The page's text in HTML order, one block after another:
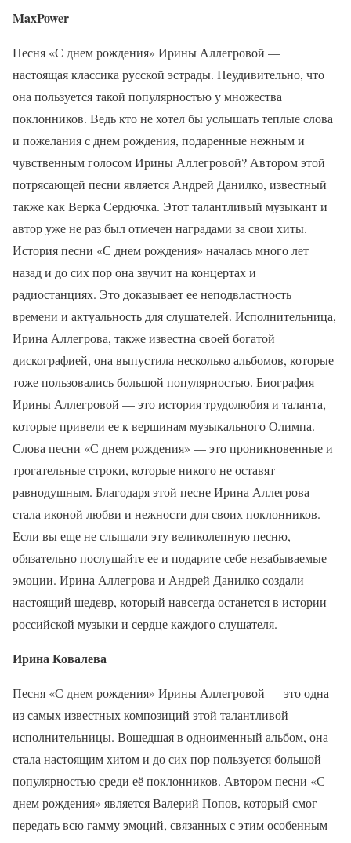
MaxPower
Песня «С днем рождения» Ирины Аллегровой —
настоящая классика русской эстрады. Неудивительно, что
она пользуется такой популярностью у множества
поклонников. Ведь кто не хотел бы услышать теплые слова
и пожелания с днем рождения, подаренные нежным и
чувственным голосом Ирины Аллегровой? Автором этой
потрясающей песни является Андрей Данилко, известный
также как Верка Сердючка. Этот талантливый музыкант и
автор уже не раз был отмечен наградами за свои хиты.
История песни «С днем рождения» началась много лет
назад и до сих пор она звучит на концертах и
радиостанциях. Это доказывает ее неподвластность
времени и актуальность для слушателей. Исполнительница,
Ирина Аллегрова, также известна своей богатой
дискографией, она выпустила несколько альбомов, которые
тоже пользовались большой популярностью. Биография
Ирины Аллегровой — это история трудолюбия и таланта,
которые привели ее к вершинам музыкального Олимпа.
Слова песни «С днем рождения» — это проникновенные и
трогательные строки, которые никого не оставят
равнодушным. Благодаря этой песне Ирина Аллегрова
стала иконой любви и нежности для своих поклонников.
Если вы еще не слышали эту великолепную песню,
обязательно послушайте ее и подарите себе незабываемые
эмоции. Ирина Аллегрова и Андрей Данилко создали
настоящий шедевр, который навсегда останется в истории
российской музыки и сердце каждого слушателя.
Ирина Ковалева
Песня «С днем рождения» Ирины Аллегровой — это одна
из самых известных композиций этой талантливой
исполнительницы. Вошедшая в одноименный альбом, она
стала настоящим хитом и до сих пор пользуется большой
популярностью среди её поклонников. Автором песни «С
днем рождения» является Валерий Попов, который смог
передать всю гамму эмоций, связанных с этим особенным